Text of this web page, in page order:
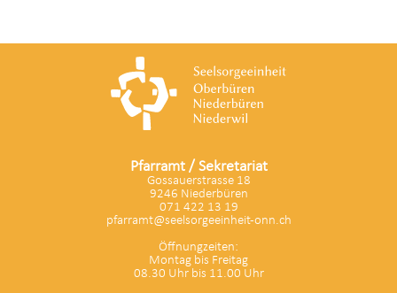
Pfarramt / Sekretariat
Gossauerstrasse 18
9246 Niederbüren
071 422 13 19
pfarramt@seelsorgeeinheit-onn.ch
Öffnungzeiten:
Montag bis Freitag
08.30 Uhr bis 11.00 Uhr